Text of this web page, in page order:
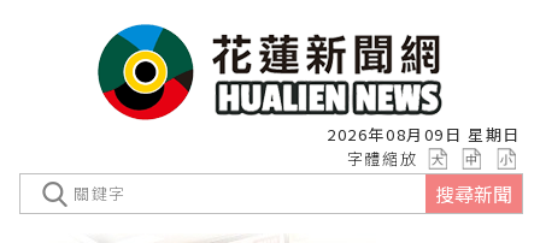
2026年08月09日 星期日
字體縮放
搜尋新聞